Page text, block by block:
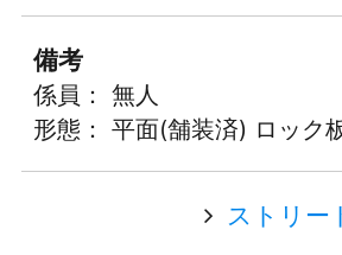
備考
係員： 無人
形態： 平面(舗装済) ロック
ストリー